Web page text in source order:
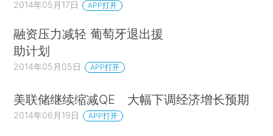
2014年05月17日 APP打开
融资压力减轻 葡萄牙退出援
助计划
2014年05月05日 APP打开
美联储继续缩减QE 大幅下调经济增长预期
2014年06月19日 APP打开